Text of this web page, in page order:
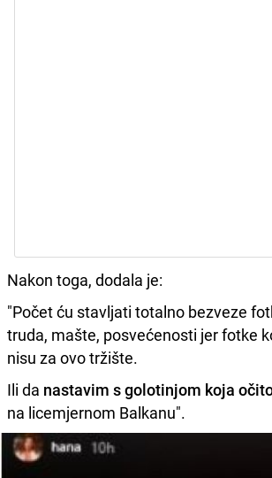
Nakon toga, dodala je:
"Počet ću stavljati totalno bezveze
truda, mašte, posvećenosti jer fotke
nisu za ovo tržište.
Ili da nastavim s golotinjom koja
na licemjernom Balkanu".